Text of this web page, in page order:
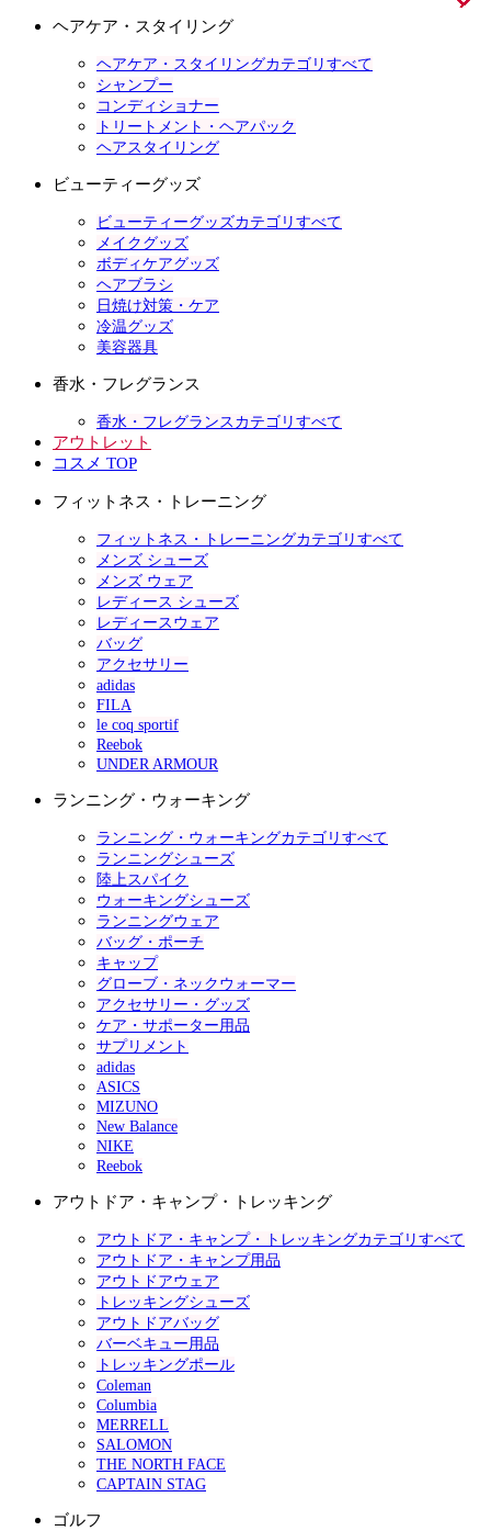
ヘアケア・スタイリング
ヘアケア・スタイリングカテゴリすべて
シャンプー
コンディショナー
トリートメント・ヘアパック
ヘアスタイリング
ビューティーグッズ
ビューティーグッズカテゴリすべて
メイクグッズ
ボディケアグッズ
ヘアブラシ
日焼け対策・ケア
冷温グッズ
美容器具
香水・フレグランス
香水・フレグランスカテゴリすべて
アウトレット
コスメ TOP
フィットネス・トレーニング
フィットネス・トレーニングカテゴリすべて
メンズ シューズ
メンズ ウェア
レディース シューズ
レディースウェア
バッグ
アクセサリー
adidas
FILA
le coq sportif
Reebok
UNDER ARMOUR
ランニング・ウォーキング
ランニング・ウォーキングカテゴリすべて
ランニングシューズ
陸上スパイク
ウォーキングシューズ
ランニングウェア
バッグ・ポーチ
キャップ
グローブ・ネックウォーマー
アクセサリー・グッズ
ケア・サポーター用品
サプリメント
adidas
ASICS
MIZUNO
New Balance
NIKE
Reebok
アウトドア・キャンプ・トレッキング
アウトドア・キャンプ・トレッキングカテゴリすべて
アウトドア・キャンプ用品
アウトドアウェア
トレッキングシューズ
アウトドアバッグ
バーベキュー用品
トレッキングポール
Coleman
Columbia
MERRELL
SALOMON
THE NORTH FACE
CAPTAIN STAG
ゴルフ